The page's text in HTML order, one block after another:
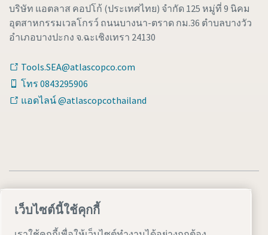
บริษัท แอตลาส คอปโก้ (ประเทศไทย) จำกัด 125 หมู่ที่ 9 นิคม
อุตสาหกรรมเวลโกรว์ ถนนบางนา-ตราด กม.36 ตำบลบางวัว
อำเภอบางปะกง จ.ฉะเชิงเทรา 24130
Tools.SEA@atlascopco.com
โทร 0843295906
แอดไลน์ @atlascopcothailand
ประกาศเกี่ยวกับกฎหมายและความเป็นส่วนตัว
เว็บไซต์นี้ใช้คุกกี้